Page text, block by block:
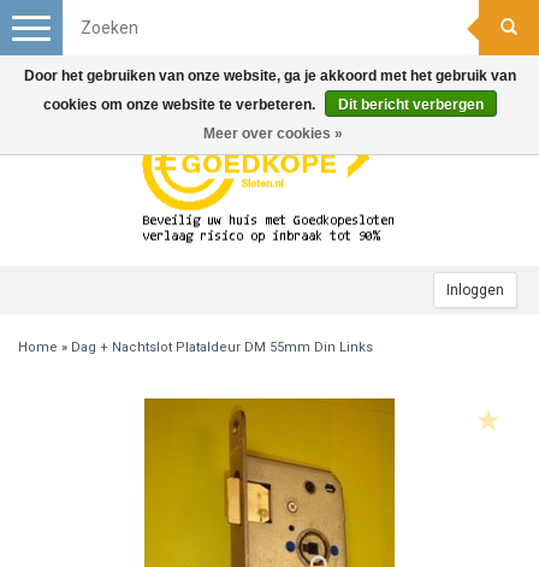
Inloggen
Toggle
navigation
Home » Dag + Nachtslot Plataldeur DM 55mm Din Links
Door het gebruiken van onze website, ga je akkoord met het gebruik van
cookies om onze website te verbeteren.
Dit bericht verbergen
Meer over cookies »